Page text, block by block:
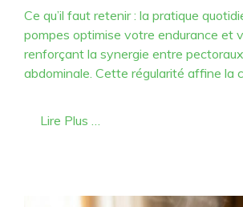
Ce qu’il faut retenir : la pratique
pompes optimise votre endurance et
renforçant la synergie entre
abdominale. Cette régularité affine la
Lire Plus …